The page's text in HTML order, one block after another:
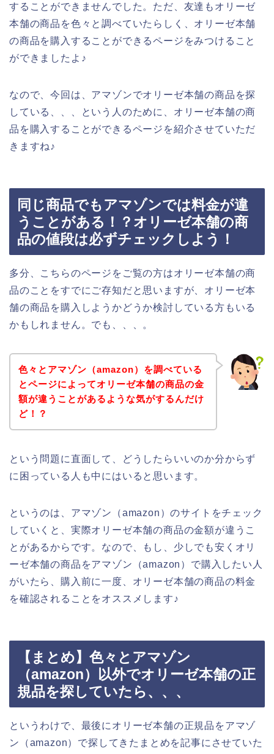
することができませんでした。ただ、友達もオリーゼ
本舗の商品を色々と調べていたらしく、オリーゼ本舗
の商品を購入することができるページをみつけること
ができましたよ♪
なので、今回は、アマゾンでオリーゼ本舗の商品を探
している、、、という人のために、オリーゼ本舗の商
品を購入することができるページを紹介させていただ
きますね♪
同じ商品でもアマゾンでは料金が違
うことがある！？オリーゼ本舗の商
品の値段は必ずチェックしよう！
多分、こちらのページをご覧の方はオリーゼ本舗の商
品のことをすでにご存知だと思いますが、オリーゼ本
舗の商品を購入しようかどうか検討している方もいる
かもしれません。でも、、、。
色々とアマゾン（amazon）を調べている
とページによってオリーゼ本舗の商品の金
額が違うことがあるような気がするんだけ
ど！？
という問題に直面して、どうしたらいいのか分からず
に困っている人も中にはいると思います。
というのは、アマゾン（amazon）のサイトをチェック
していくと、実際オリーゼ本舗の商品の金額が違うこ
とがあるからです。なので、もし、少しでも安くオリ
ーゼ本舗の商品をアマゾン（amazon）で購入したい人
がいたら、購入前に一度、オリーゼ本舗の商品の料金
を確認されることをオススメします♪
【まとめ】色々とアマゾン
（amazon）以外でオリーゼ本舗の正
規品を探していたら、、、
というわけで、最後にオリーゼ本舗の正規品をアマゾ
ン（amazon）で探してきたまとめを記事にさせていた